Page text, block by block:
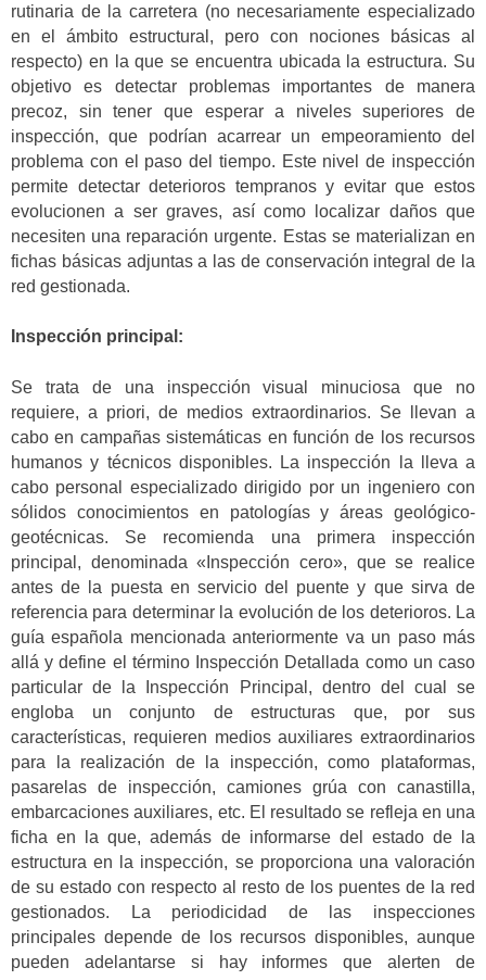
rutinaria de la carretera (no necesariamente especializado
en el ámbito estructural, pero con nociones básicas al
respecto) en la que se encuentra ubicada la estructura. Su
objetivo es detectar problemas importantes de manera
precoz, sin tener que esperar a niveles superiores de
inspección, que podrían acarrear un empeoramiento del
problema con el paso del tiempo. Este nivel de inspección
permite detectar deterioros tempranos y evitar que estos
evolucionen a ser graves, así como localizar daños que
necesiten una reparación urgente. Estas se materializan en
fichas básicas adjuntas a las de conservación integral de la
red gestionada.
Inspección principal:
Se trata de una inspección visual minuciosa que no
requiere, a priori, de medios extraordinarios. Se llevan a
cabo en campañas sistemáticas en función de los recursos
humanos y técnicos disponibles. La inspección la lleva a
cabo personal especializado dirigido por un ingeniero con
sólidos conocimientos en patologías y áreas geológico-
geotécnicas. Se recomienda una primera inspección
principal, denominada «Inspección cero», que se realice
antes de la puesta en servicio del puente y que sirva de
referencia para determinar la evolución de los deterioros. La
guía española mencionada anteriormente va un paso más
allá y define el término Inspección Detallada como un caso
particular de la Inspección Principal, dentro del cual se
engloba un conjunto de estructuras que, por sus
características, requieren medios auxiliares extraordinarios
para la realización de la inspección, como plataformas,
pasarelas de inspección, camiones grúa con canastilla,
embarcaciones auxiliares, etc. El resultado se refleja en una
ficha en la que, además de informarse del estado de la
estructura en la inspección, se proporciona una valoración
de su estado con respecto al resto de los puentes de la red
gestionados. La periodicidad de las inspecciones
principales depende de los recursos disponibles, aunque
pueden adelantarse si hay informes que alerten de